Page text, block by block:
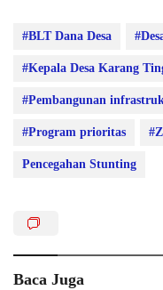
#BLT Dana Desa
#Kepala Desa Karang
#Pembangunan
#Program prioritas
Pencegahan Stunting
Baca Juga